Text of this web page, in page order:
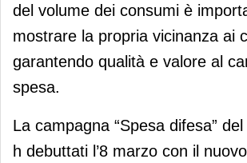
del volume dei consumi è
mostrare la propria vicinanza ai
garantendo qualità e valore al
spesa.
La campagna “Spesa difesa”
h debuttati l’8 marzo con il